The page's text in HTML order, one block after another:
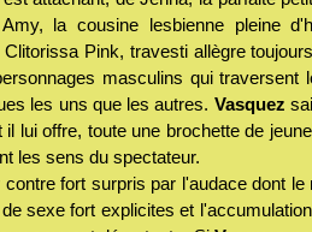
la cousine lesbienne pleine
Pink, travesti allègre
masculins qui traversent
les uns que les autres. Vasquez
il lui offre, toute une brochette de
les sens du spectateur.
fort surpris par l'audace dont le
sexe fort explicites et